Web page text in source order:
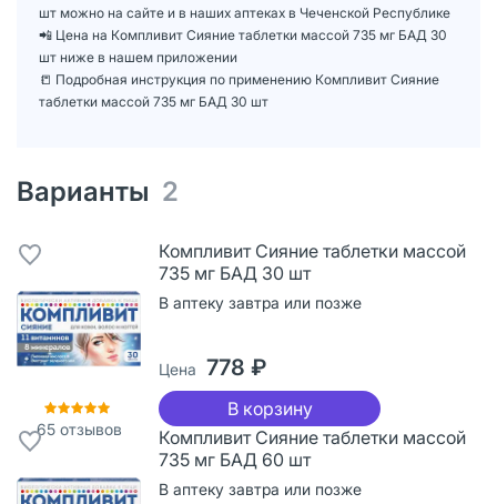
шт можно на сайте и в наших аптеках в Чеченской Республике
📲 Цена на Компливит Сияние таблетки массой 735 мг БАД 30
шт ниже в нашем приложении
📒 Подробная инструкция по применению Компливит Сияние
таблетки массой 735 мг БАД 30 шт
Варианты 2
65отзывов
Компливит Сияние таблетки массой
735 мг БАД 30 шт
В аптеку завтра или позже
Цена 778 ₽
В корзину
Компливит Сияние таблетки массой
735 мг БАД 60 шт
В аптеку завтра или позже